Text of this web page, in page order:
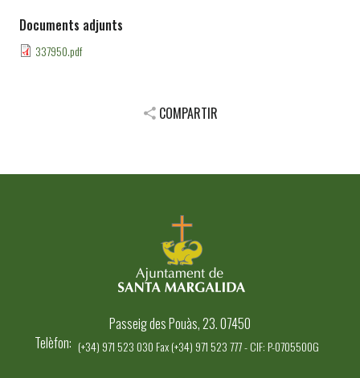
Documents adjunts
337950.pdf
COMPARTIR
Passeig des Pouàs, 23. 07450
Telèfon
(+34) 971 523 030 Fax (+34) 971 523 777 - CIF: P-0705500G